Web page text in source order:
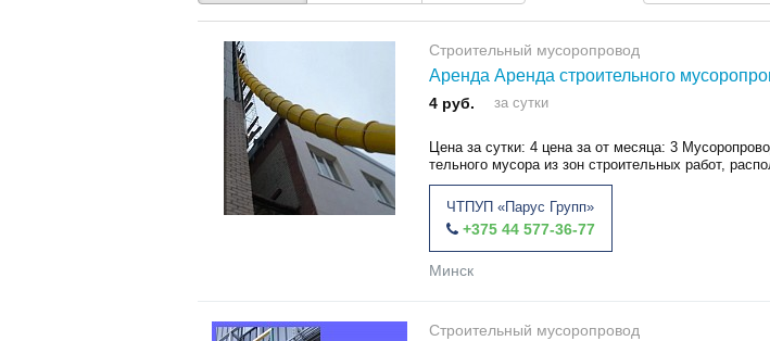
Строительный мусоропровод
Аренда Аренда строительного
4 руб. за сутки
Цена за сутки: 4 цена за от месяца: 3
тельного мусора из зон строительных работ,
ЧТПУП «Парус Групп»
+375 44 577-36-77
Минск
Строительный мусоропровод